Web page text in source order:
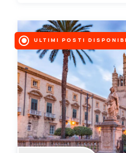
ULTIMI POSTI